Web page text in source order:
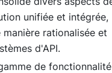
unifiée et intégrée,
rationalisée et
d'API.
de